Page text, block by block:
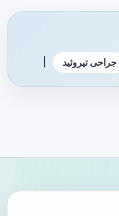
جراحی تیروئید